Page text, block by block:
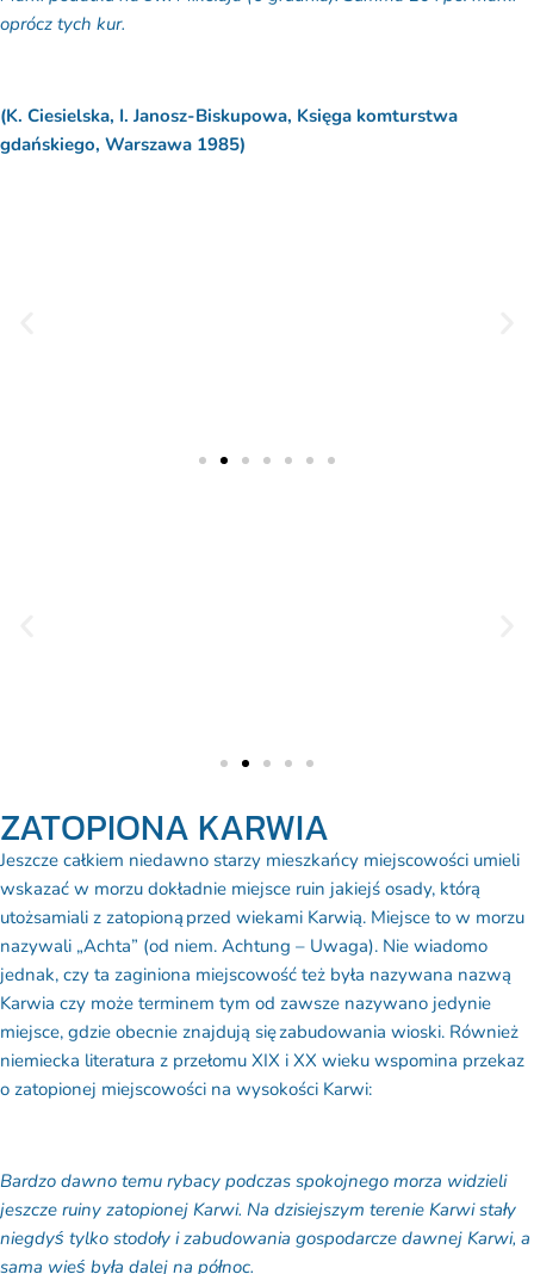
oprócz tych kur.
(K. Ciesielska, I. Janosz-Biskupowa, Księga komturstwa
gdańskiego, Warszawa 1985)
ZATOPIONA KARWIA
Jeszcze całkiem niedawno starzy mieszkańcy miejscowości umieli
wskazać w morzu dokładnie miejsce ruin jakiejś osady, którą
utożsamiali z zatopioną przed wiekami Karwią. Miejsce to w morzu
nazywali „Achta” (od niem. Achtung – Uwaga). Nie wiadomo
jednak, czy ta zaginiona miejscowość też była nazywana nazwą
Karwia czy może terminem tym od zawsze nazywano jedynie
miejsce, gdzie obecnie znajdują się zabudowania wioski. Również
niemiecka literatura z przełomu XIX i XX wieku wspomina przekaz
o zatopionej miejscowości na wysokości Karwi:
Bardzo dawno temu rybacy podczas spokojnego morza widzieli
jeszcze ruiny zatopionej Karwi. Na dzisiejszym terenie Karwi stały
niegdyś tylko stodoły i zabudowania gospodarcze dawnej Karwi, a
sama wieś była dalej na północ.